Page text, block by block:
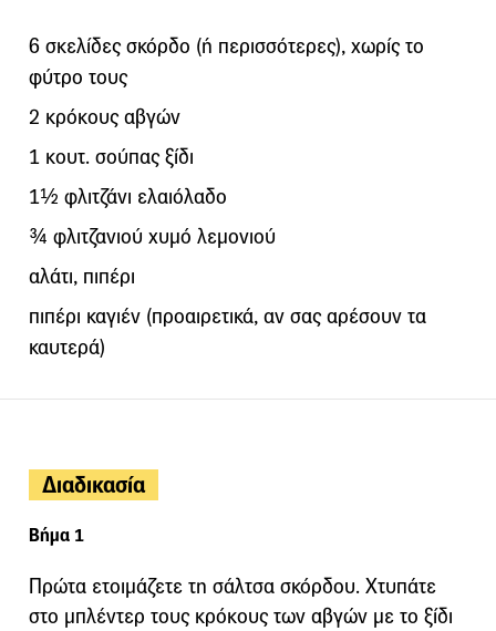
6 σκελίδες σκόρδο (ή περισσότερες), χωρίς το
φύτρο τους
2 κρόκους αβγών
1 κουτ. σούπας ξίδι
1½ φλιτζάνι ελαιόλαδο
¾ φλιτζανιού χυμό λεμονιού
αλάτι, πιπέρι
πιπέρι καγιέν (προαιρετικά, αν σας αρέσουν τα
καυτερά)
Διαδικασία
Βήμα 1
Πρώτα ετοιμάζετε τη σάλτσα σκόρδου. Χτυπάτε
στο μπλέντερ τους κρόκους των αβγών με το ξίδι